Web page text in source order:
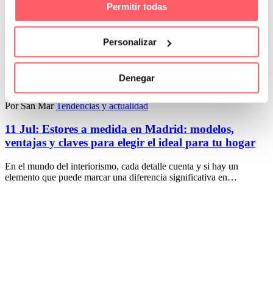
Permitir todas
Personalizar
Denegar
Leer Más
0
Por San Mar Tendencias y actualidad
11 Jul: Estores a medida en Madrid: modelos,
ventajas y claves para elegir el ideal para tu hogar
En el mundo del interiorismo, cada detalle cuenta y si hay un
elemento que puede marcar una diferencia significativa en…